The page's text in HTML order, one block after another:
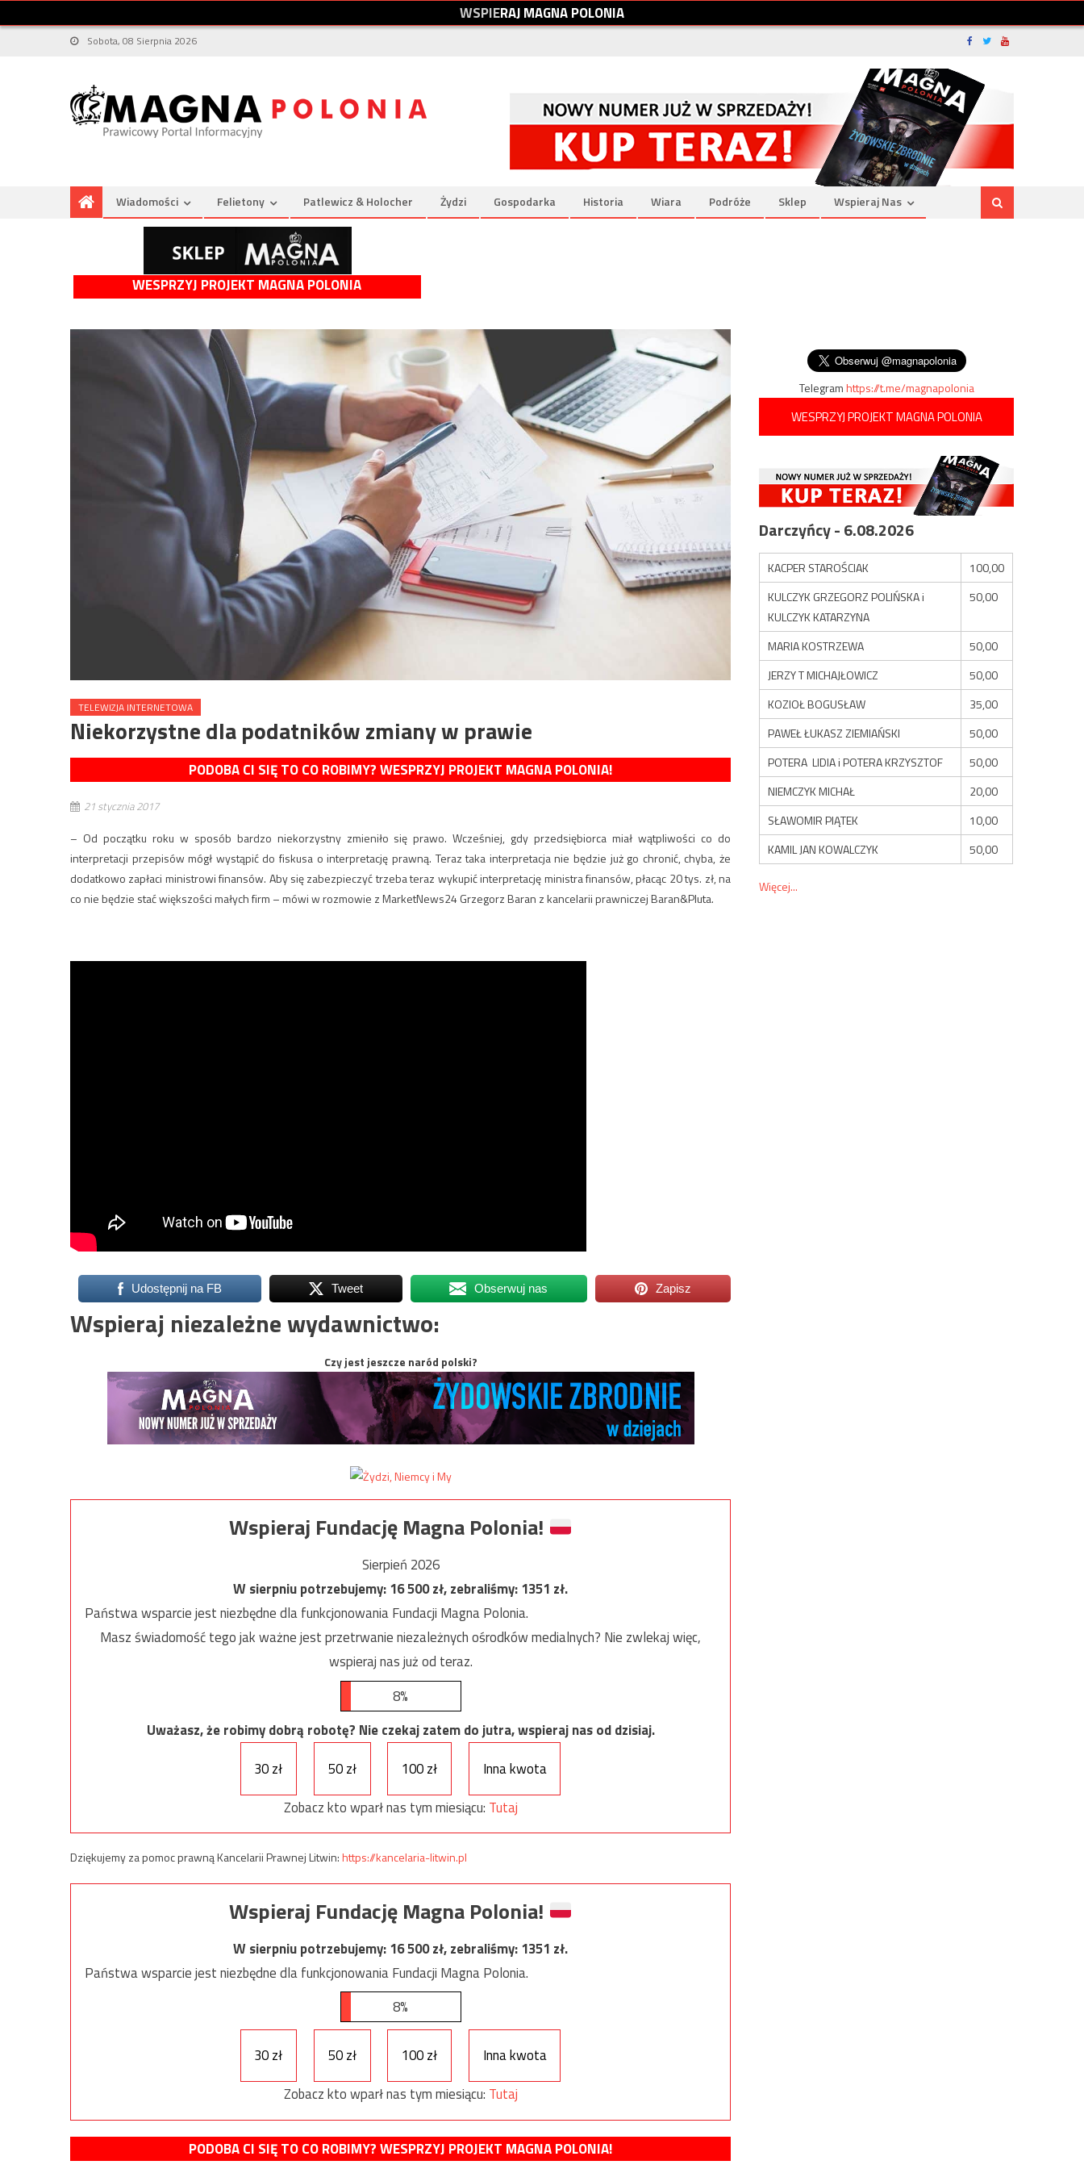
WSPIERAJMAGNAPOLONIA
Sobota, 08 Sierpnia 2026
Wiadomości Felietony Patlewicz & Holocher Żydzi Gospodarka Historia Wiara Podróże Sklep Wspieraj Nas
WESPRZYJ PROJEKT MAGNA POLONIA
TELEWIZJA INTERNETOWA
Niekorzystne dla podatników zmiany w prawie
PODOBA CI SIĘ TO CO ROBIMY? WESPRZYJ PROJEKT MAGNA POLONIA!
21 stycznia 2017
– Od początku roku w sposób bardzo niekorzystny zmieniło się prawo. Wcześniej, gdy przedsiębiorca miał wątpliwości co do
interpretacji przepisów mógł wystąpić do fiskusa o interpretację prawną. Teraz taka interpretacja nie będzie już go chronić, chyba, że
dodatkowo zapłaci ministrowi finansów. Aby się zabezpieczyć trzeba teraz wykupić interpretację ministra finansów, płacąc 20 tys. zł, na
co nie będzie stać większości małych firm – mówi w rozmowie z MarketNews24 Grzegorz Baran z kancelarii prawniczej Baran&Pluta.
Udostępnij na FB Tweet Obserwuj nas Zapisz
Wspieraj niezależne wydawnictwo:
Czy jest jeszcze naród polski?
Wspieraj Fundację Magna Polonia!
Sierpień 2026
W sierpniu potrzebujemy:16 500zł, zebraliśmy:1351 zł.
Państwa wsparcie jest niezbędne dla funkcjonowania Fundacji Magna Polonia.
Masz świadomość tego jak ważne jest przetrwanie niezależnych ośrodków medialnych? Nie zwlekaj więc,
wspieraj nas już od teraz.
8%
Uważasz, że robimy dobrą robotę? Nie czekaj zatem do jutra, wspieraj nas od dzisiaj.
30 zł
50 zł 100 zł
Inna kwota
Zobacz kto wparł nas tym miesiącu: Tutaj
Dziękujemy za pomoc prawną Kancelarii Prawnej Litwin:https://kancelaria-litwin.pl
Wspieraj Fundację Magna Polonia!
W sierpniu potrzebujemy:16 500zł, zebraliśmy:1351 zł.
Państwa wsparcie jest niezbędne dla funkcjonowania Fundacji Magna Polonia.
8%
30 zł 50 zł 100 zł
Inna kwota
Zobacz kto wparł nas tym miesiącu: Tutaj
PODOBA CI SIĘ TO CO ROBIMY? WESPRZYJ PROJEKT MAGNA POLONIA!
Telegramhttps://t.me/magnapolonia
WESPRZYJ PROJEKT MAGNA POLONIA
Darczyńcy - 6.08.2026
KACPER STAROŚCIAK
100,00
KULCZYK GRZEGORZ POLIŃSKA i
KULCZYK KATARZYNA
50,00
MARIA KOSTRZEWA
50,00
JERZY T MICHAJŁOWICZ
50,00
KOZIOŁ BOGUSŁAW
35,00
PAWEŁ ŁUKASZ ZIEMIAŃSKI
50,00
POTERA LIDIA i POTERA KRZYSZTOF
50,00
NIEMCZYK MICHAŁ
20,00
SŁAWOMIR PIĄTEK
10,00
KAMIL JAN KOWALCZYK
50,00
Więcej...